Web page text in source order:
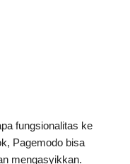
fungsionalitas ke
Pagemodo bisa
mengasyikkan.